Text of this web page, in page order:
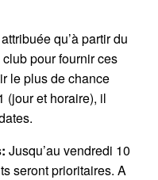
qu’à partir du
pour fournir ces
le plus de chance
(jour et horaire), il
Jusqu’au vendredi 10
seront prioritaires. A